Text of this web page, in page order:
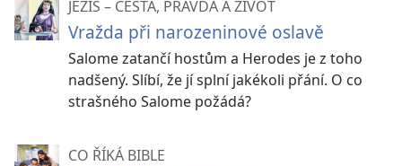
JEŽÍŠ – CESTA, PRAVDA A ŽIVOT
Vražda při narozeninové oslavě
Salome zatančí hostům a Herodes je z toho
nadšený. Slíbí, že jí splní jakékoli přání. O co
strašného Salome požádá?
CO ŘÍKÁ BIBLE